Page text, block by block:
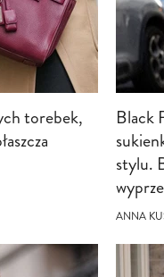
torebek,
Black
stylu.
ANNA